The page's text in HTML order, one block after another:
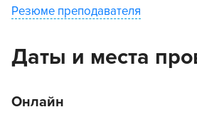
Резюме преподавателя
Даты и места
Онлайн